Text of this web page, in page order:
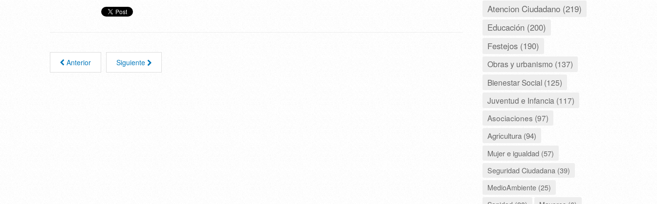
Anterior Siguiente
Atencion Ciudadano (219)
Educación (200)
Festejos (190)
Obras y urbanismo (137)
Bienestar Social (125)
Juventud e Infancia (117)
Asociaciones (97)
Agricultura (94)
Mujer e igualdad (57)
Seguridad Ciudadana (39)
MedioAmbiente (25)